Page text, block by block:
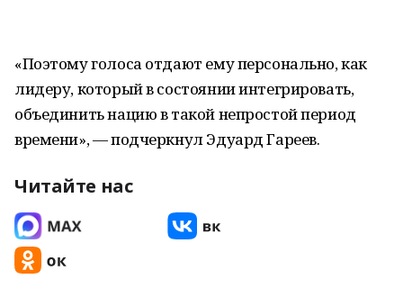
«Поэтому голоса отдают ему персонально, как
лидеру, который в состоянии интегрировать,
объединить нацию в такой непростой период
времени», — подчеркнул Эдуард Гареев.
Читайте нас